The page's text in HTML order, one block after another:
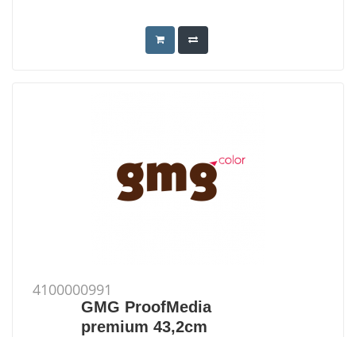
4100000991
GMG ProofMedia
premium 43,2cm